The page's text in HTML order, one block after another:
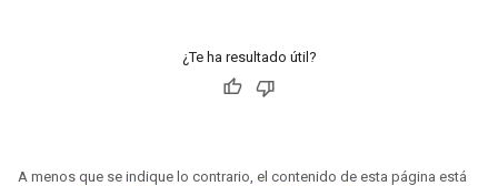
¿Te ha resultado útil?
A menos que se indique lo contrario, el contenido de esta página está